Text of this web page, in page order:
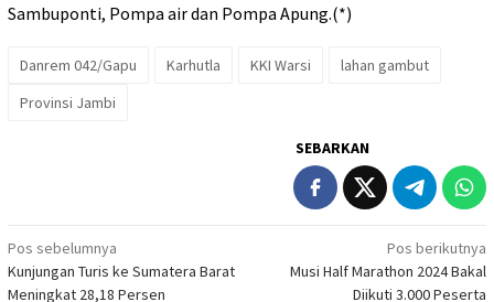
Sambuponti, Pompa air dan Pompa Apung.(*)
Danrem 042/Gapu Karhutla KKI Warsi
lahan gambut
Provinsi Jambi
SEBARKAN
Navigasi
pos
Pos sebelumnya
Kunjungan Turis ke Sumatera Barat
Meningkat 28,18 Persen
Pos berikutnya
Musi Half Marathon 2024 Bakal
Diikuti 3.000 Peserta